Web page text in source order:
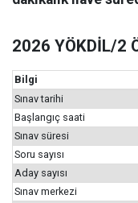
2026 YÖKDİL/2
Bilgi
Sınav tarihi
Başlangıç saati
Sınav süresi
Soru sayısı
Aday sayısı
Sınav merkezi